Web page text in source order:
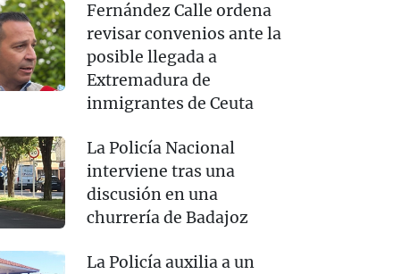
Fernández Calle ordena
revisar convenios ante la
posible llegada a
Extremadura de
inmigrantes de Ceuta
La Policía Nacional
interviene tras una
discusión en una
churrería de Badajoz
La Policía auxilia a un